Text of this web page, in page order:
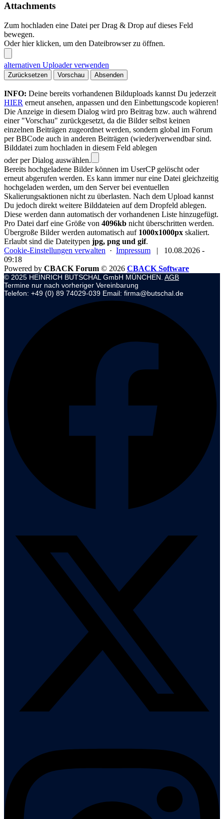
Attachments
Zum hochladen eine Datei per Drag & Drop auf dieses Feld
bewegen.
Oder hier klicken, um den Dateibrowser zu öffnen.
alternativen Uploader verwenden
Zurücksetzen Vorschau Absenden
INFO: Deine bereits vorhandenen Bilduploads kannst Du jederzeit
HIER erneut ansehen, anpassen und den Einbettungscode kopieren!
Die Anzeige in diesem Dialog wird pro Beitrag bzw. auch während
einer "Vorschau" zurückgesetzt, da die Bilder selbst keinen
einzelnen Beiträgen zugeordnet werden, sondern global im Forum
per BBCode auch in anderen Beiträgen (wieder)verwendbar sind.
Bilddatei zum hochladen in diesem Feld ablegen
oder per Dialog auswählen.
Bereits hochgeladene Bilder können im UserCP gelöscht oder
erneut abgerufen werden. Es kann immer nur eine Datei gleichzeitig
hochgeladen werden, um den Server bei eventuellen
Skalierungsaktionen nicht zu überlasten. Nach dem Upload kannst
Du jedoch direkt weitere Bilddateien auf dem Dropfeld ablegen.
Diese werden dann automatisch der vorhandenen Liste hinzugefügt.
Pro Datei darf eine Größe von 4096kb nicht überschritten werden.
Übergroße Bilder werden automatisch auf 1000x1000px skaliert.
Erlaubt sind die Dateitypen jpg, png und gif.
Cookie-Einstellungen verwalten · Impressum |
10.08.2026 -
09:18
Powered by CBACK Forum © 2026 CBACK Software
© 2025 HEINRICH BUTSCHAL GmbH MÜNCHEN. AGB
Termine nur nach vorheriger Vereinbarung
Telefon: +49 (0) 89 74029-039 Email: firma@butschal.de